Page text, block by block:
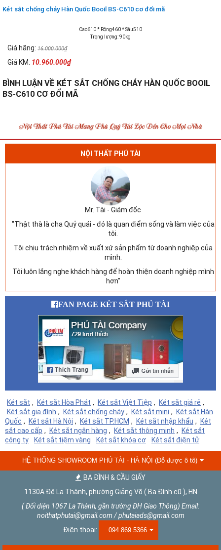
Két sắt chống cháy Hàn Quốc Booil BS-C610 cơ đổi mã
Cao610 * Rộng460 * Sâu510
Trọng lượng: 90kg
Giá hãng: 16.000.000₫
Giá KM: 10.960.000₫
BÌNH LUẬN VỀ KÉT SẮT CHỐNG CHÁY HÀN QUỐC BOOIL
BS-C610 CƠ ĐỔI MÃ
NỘI THẤT PHÚ TÀI
Mr. Tài - Giám đốc
"Thật thà là cha Quỷ quái - đó là quan điểm sống và làm việc của
tôi.
Tôi chịu trách nhiệm về xuất xứ sản phẩm từ doanh nghiệp của
mình.
Tôi luôn lắng nghe khách hàng để hoàn thiện doanh nghiệp mình
hơn"
FAN PAGE KÉT SẮT PHÚ TÀI
Két sắt , Két sắt Hòa Phát , Két sắt Việt Tiệp , Két sắt giá rẻ ,
Két sắt gia đình , Két sắt chống cháy , Két sắt mini , Két sắt Hàn
Quốc , Két sắt Hà Nội , Két sắt TP.HCM , Két sắt nhập khẩu , Két
sắt cao cấp , Két sắt ngân hàng , Két sắt thông minh , Két sắt
công ty
Két sắt tiệm vàng Két sắt khóa cơ Két sắt điện tử
HỆ THỐNG SHOWROOM PHÚ TÀI - HÀ NỘI (Đỗ được ô tô)
BA ĐÌNH & CẦU GIẤY
1130A Đê La Thành, phường Giảng Võ ( Ba Đình cũ ), HN
( Đối diện 1067 La Thành, gần trường ĐH Giao Thông) Email:
noithatphutai@gmail.com / phutaiads@gmail.com
Điện thoại:
094 869 5366